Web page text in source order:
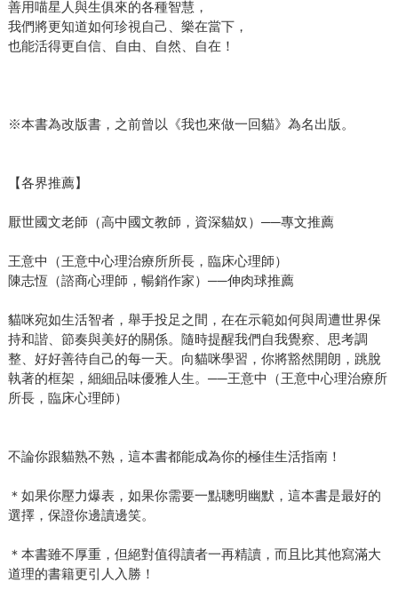
善用喵星人與生俱來的各種智慧，
我們將更知道如何珍視自己、樂在當下，
也能活得更自信、自由、自然、自在！
※本書為改版書，之前曾以《我也來做一回貓》為名出版。
【各界推薦】
厭世國文老師（高中國文教師，資深貓奴）──專文推薦
王意中（王意中心理治療所所長，臨床心理師）
陳志恆（諮商心理師，暢銷作家）──伸肉球推薦
貓咪宛如生活智者，舉手投足之間，在在示範如何與周遭世界保
持和諧、節奏與美好的關係。隨時提醒我們自我覺察、思考調
整、好好善待自己的每一天。向貓咪學習，你將豁然開朗，跳脫
執著的框架，細細品味優雅人生。──王意中（王意中心理治療所
所長，臨床心理師）
不論你跟貓熟不熟，這本書都能成為你的極佳生活指南！
＊如果你壓力爆表，如果你需要一點聰明幽默，這本書是最好的
選擇，保證你邊讀邊笑。
＊本書雖不厚重，但絕對值得讀者一再精讀，而且比其他寫滿大
道理的書籍更引人入勝！